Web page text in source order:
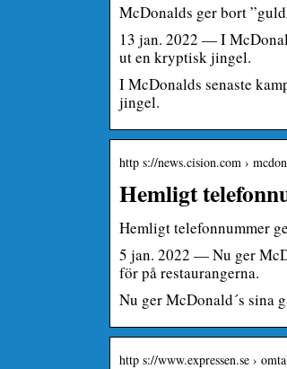
McDonalds ger bort
13 jan. 2022 — I
ut en kryptisk jingel.
I McDonalds senaste
jingel.
http s://news.cision.com ›
Hemligt
Hemligt telefonnummer
5 jan. 2022 — Nu ger
för på restaurangerna.
Nu ger McDonald´s sina
http s://www.expressen.se ›